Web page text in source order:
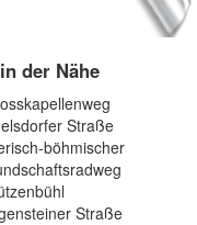
der Nähe
Straße
böhmischer
Straße